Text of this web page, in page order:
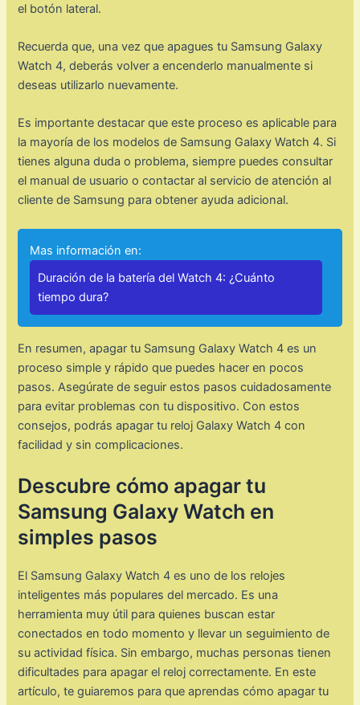
el botón lateral.
Recuerda que, una vez que apagues tu Samsung Galaxy
Watch 4, deberás volver a encenderlo manualmente si
deseas utilizarlo nuevamente.
Es importante destacar que este proceso es aplicable para
la mayoría de los modelos de Samsung Galaxy Watch 4. Si
tienes alguna duda o problema, siempre puedes consultar
el manual de usuario o contactar al servicio de atención al
cliente de Samsung para obtener ayuda adicional.
Mas información en:
Duración de la batería del Watch 4: ¿Cuánto
tiempo dura?
En resumen, apagar tu Samsung Galaxy Watch 4 es un
proceso simple y rápido que puedes hacer en pocos
pasos. Asegúrate de seguir estos pasos cuidadosamente
para evitar problemas con tu dispositivo. Con estos
consejos, podrás apagar tu reloj Galaxy Watch 4 con
facilidad y sin complicaciones.
Descubre cómo apagar tu
Samsung Galaxy Watch en
simples pasos
El Samsung Galaxy Watch 4 es uno de los relojes
inteligentes más populares del mercado. Es una
herramienta muy útil para quienes buscan estar
conectados en todo momento y llevar un seguimiento de
su actividad física. Sin embargo, muchas personas tienen
dificultades para apagar el reloj correctamente. En este
artículo, te guiaremos para que aprendas cómo apagar tu